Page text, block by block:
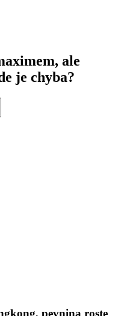
ale
je chyba?
pevnina roste